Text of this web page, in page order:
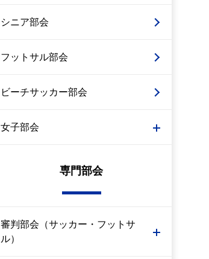
シニア部会
フットサル部会
ビーチサッカー部会
女子部会
専門部会
審判部会（サッカー・フットサ
ル）